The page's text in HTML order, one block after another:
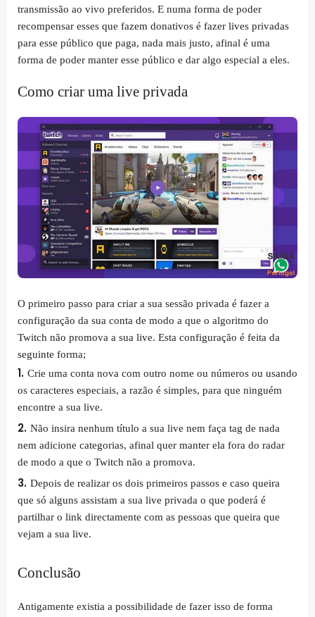
transmissão ao vivo preferidos. E numa forma de poder
recompensar esses que fazem donativos é fazer lives privadas
para esse público que paga, nada mais justo, afinal é uma
forma de poder manter esse público e dar algo especial a eles.
Como criar uma live privada
O primeiro passo para criar a sua sessão privada é fazer a
configuração da sua conta de modo a que o algoritmo do
Twitch não promova a sua live. Esta configuração é feita da
seguinte forma;
Crie uma conta nova com outro nome ou números ou usando
os caracteres especiais, a razão é simples, para que ninguém
encontre a sua live.
Não insira nenhum título a sua live nem faça tag de nada
nem adicione categorias, afinal quer manter ela fora do radar
de modo a que o Twitch não a promova.
Depois de realizar os dois primeiros passos e caso queira
que só alguns assistam a sua live privada o que poderá é
partilhar o link directamente com as pessoas que queira que
vejam a sua live.
Conclusão
Antigamente existia a possibilidade de fazer isso de forma